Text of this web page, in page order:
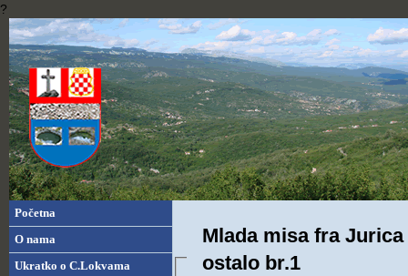
?
Početna
O nama
Ukratko o C.Lokvama
Mlada misa fra
ostalo br.1